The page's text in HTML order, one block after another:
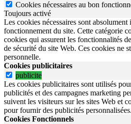
Cookies nécessaires au bon
Toujours activé
Les cookies nécessaires sont absolument
fonctionnement du site. Cette catégorie
cookies qui assurent les fonctionnalités
de sécurité du site Web. Ces cookies ne
personnelle.
Cookies publicitaires
publicite
Les cookies publicitaires sont utilisés
publicités et des campagnes marketing
suivent les visiteurs sur les sites Web et
pour fournir des publicités
Cookies Fonctionnels